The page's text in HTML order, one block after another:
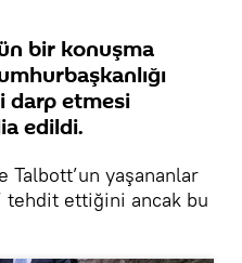
bir konuşma
darp etmesi
edildi.
Talbott’un yaşananlar
tehdit ettiğini ancak bu